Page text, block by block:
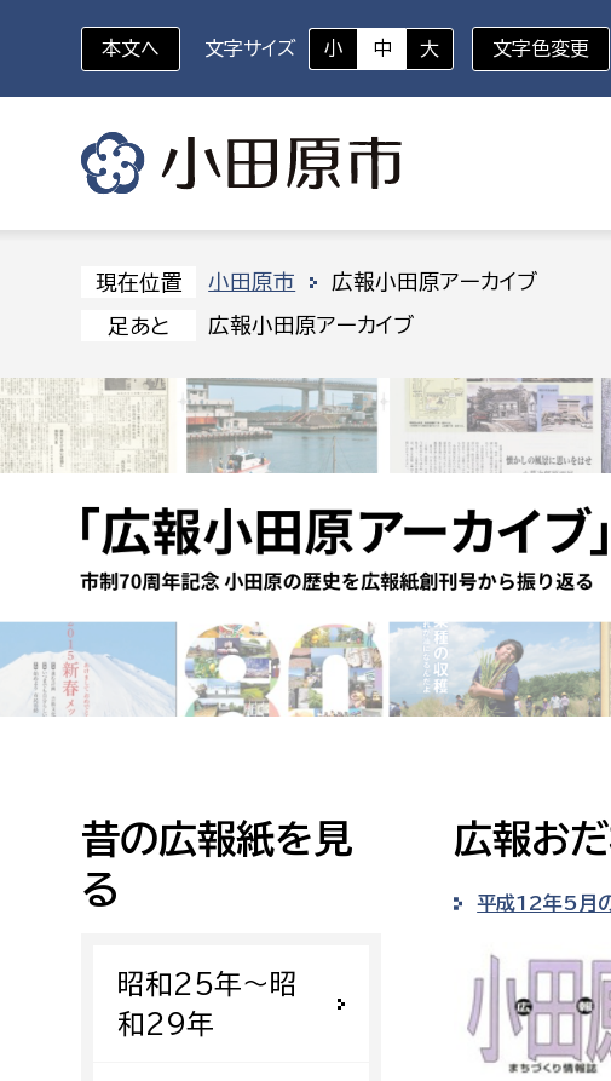
いざというときに
休日救急外来 防災・
対象者を選択
幼稚園児・保育園児
高校生・大学生など
障がい者
事業者
組織から探す
部に属さない室
秘書室
広報広聴室
企画政策課
財政課
デジタル推進課
市民部
地域安全課
人権・男女共同参画課
戸籍住民課
防災部
福祉健康部 子ども若者部
本文へ 文字サイズ 小 中 大 文字色変更
現在位置 小田原市 広報小田原アーカイブ
足あと 広報小田原アーカイブ
昔の広報紙を見
る
昭和25年〜昭
和29年
広報お
平成12年5月